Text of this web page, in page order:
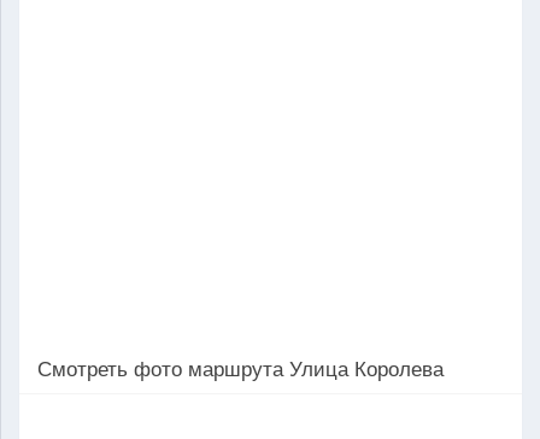
Смотреть фото маршрута Улица Королева